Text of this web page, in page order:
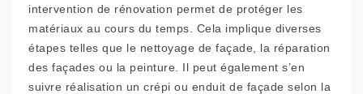
intervention de rénovation permet de protéger les
matériaux au cours du temps. Cela implique diverses
étapes telles que le nettoyage de façade, la réparation
des façades ou la peinture. Il peut également s’en
suivre réalisation un crépi ou enduit de façade selon la